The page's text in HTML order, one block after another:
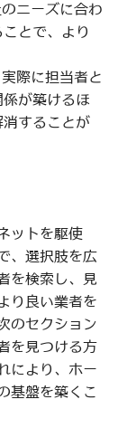
ニーズに合わ
とで、より
際に担当者と
が築けるほ
することが
ットを駆使
、選択肢を広
を検索し、見
り良い業者を
のセクション
を見つける方
により、ホー
基盤を築くこ